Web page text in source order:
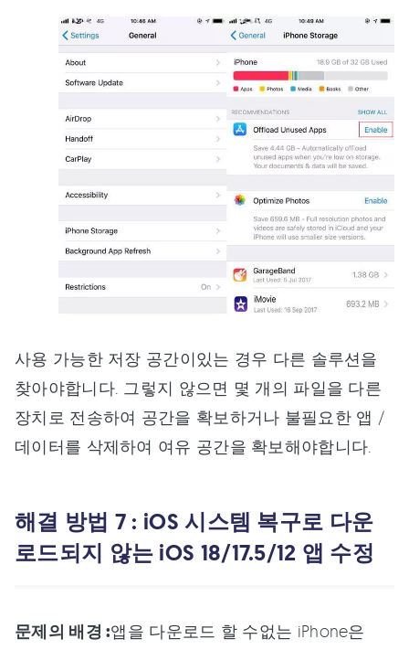
사용 가능한 저장 공간이있는 경우 다른 솔루션을
찾아야합니다. 그렇지 않으면 몇 개의 파일을 다른
장치로 전송하여 공간을 확보하거나 불필요한 앱 /
데이터를 삭제하여 여유 공간을 확보해야합니다.
해결 방법 7 : iOS 시스템 복구로 다운
로드되지 않는 iOS 18/17.5/12 앱 수정
문제의 배경 :앱을 다운로드 할 수없는 iPhone은